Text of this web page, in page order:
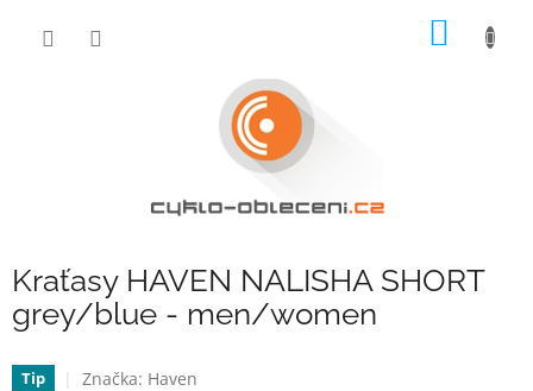
Kraťasy HAVEN NALISHA SHORT
grey/blue - men/women
Tip Značka: Haven